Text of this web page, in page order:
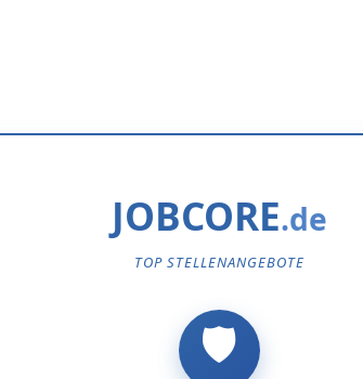
JOBCORE
TOP STELLENANGEBOTE